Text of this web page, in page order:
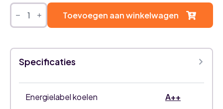
Mitsubishi
Heavy
Standard
5,0kW
single
split
set
aantal
Toevoegen aan winkelwagen
Specificaties
Energielabel koelen A++